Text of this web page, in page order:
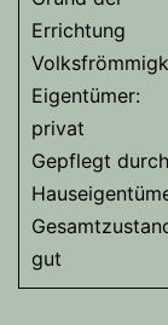
Errichtung
Eigentümer:
privat
Gepflegt
gut